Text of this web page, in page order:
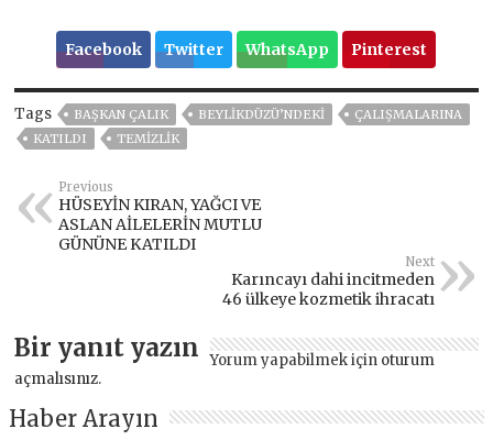
Facebook Twitter WhatsApp Pinterest
Tags BAŞKAN ÇALIK BEYLİKDÜZÜ’NDEKİ
ÇALIŞMALARINA
KATILDI
TEMIZLIK
Previous
HÜSEYİN KIRAN, YAĞCI VE
ASLAN AİLELERİN MUTLU
GÜNÜNE KATILDI
Next
Karıncayı dahi incitmeden
46 ülkeye kozmetik ihracatı
Bir yanıt yazın Yorum yapabilmek için oturum
açmalısınız.
Haber Arayın